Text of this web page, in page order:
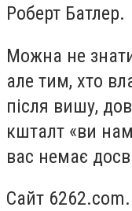
Роберт Батлер.
Можна не
але тим, хто
після вишу,
кшталт «ви
вас немає
Сайт